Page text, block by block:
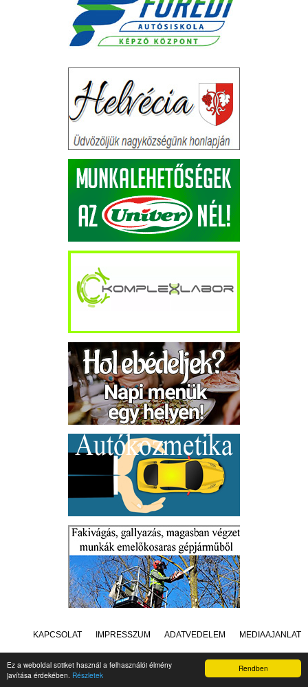
Rendben
Ez a weboldal sütiket használ a felhasználói élmény
javítása érdekében. Részletek
KAPCSOLAT IMPRESSZUM ADATVÉDELEM MÉDIAAJÁNLAT
Készítette:Raster Studio